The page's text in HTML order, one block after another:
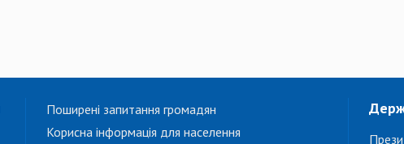
Поширені запитання громадян
Корисна інформація для населення